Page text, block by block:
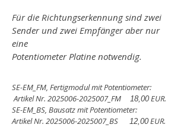
Für die Richtungserkennung sind zwei
Sender und zwei Empfänger aber nur
eine
Potentiometer Platine notwendig.
SE-EM_FM, Fertigmodul mit Potentiometer:
Artikel Nr. 2025006-2025007_FM 18,00 EUR.
SE-EM_BS, Bausatz mit Potentiometer:
Artikel Nr. 2025006-2025007_BS 12,00 EUR.